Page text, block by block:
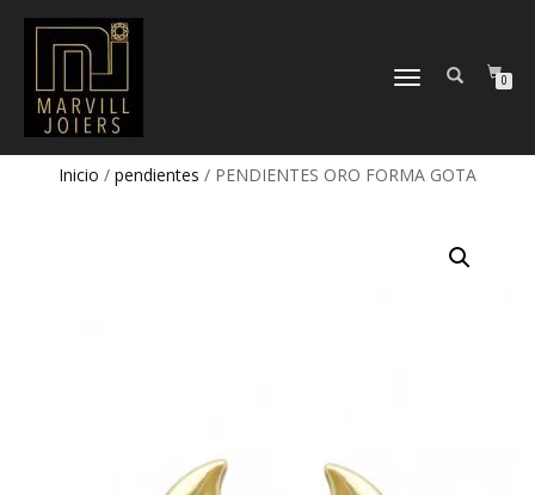
TOGGLE
0
Inicio / pendientes / PENDIENTES ORO FORMA GOTA